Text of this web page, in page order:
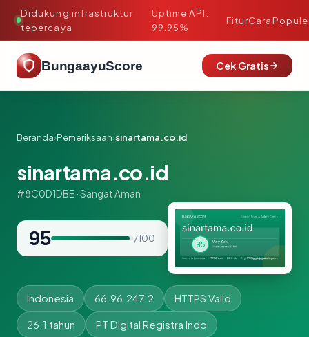
Didukung infrastruktur
tepercaya
·
Uptime API:
99.95%
FiturCara
BungaayuScore Cek Gratis
Beranda›Pemeriksaan›sinartama.co.id
sinartama.co.id
#8C0D1DBE · Sangat Aman
95 / 100
Indonesia 66.96.247.2 HTTPS Valid
26.1 tahun PT Digital Registra Indo